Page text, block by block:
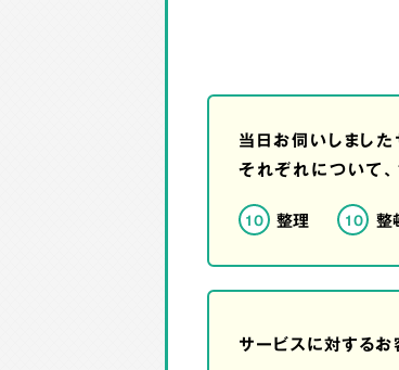
当日お伺いしました
それぞれについて
10 整理 10 整
サービスに対する